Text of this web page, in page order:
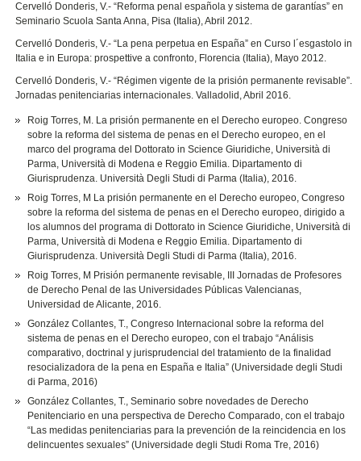
Cervelló Donderis, V.- “Reforma penal española y sistema de garantías” en
Seminario Scuola Santa Anna, Pisa (Italia), Abril 2012.
Cervelló Donderis, V.- “La pena perpetua en España” en Curso l´esgastolo in
Italia e in Europa: prospettive a confronto, Florencia (Italia), Mayo 2012.
Cervelló Donderis, V.- “Régimen vigente de la prisión permanente revisable”.
Jornadas penitenciarias internacionales. Valladolid, Abril 2016.
Roig Torres, M. La prisión permanente en el Derecho europeo. Congreso
sobre la reforma del sistema de penas en el Derecho europeo, en el
marco del programa del Dottorato in Science Giuridiche, Università di
Parma, Università di Modena e Reggio Emilia. Dipartamento di
Giurisprudenza. Università Degli Studi di Parma (Italia), 2016.
Roig Torres, M La prisión permanente en el Derecho europeo, Congreso
sobre la reforma del sistema de penas en el Derecho europeo, dirigido a
los alumnos del programa di Dottorato in Science Giuridiche, Università di
Parma, Università di Modena e Reggio Emilia. Dipartamento di
Giurisprudenza. Università Degli Studi di Parma (Italia), 2016.
Roig Torres, M Prisión permanente revisable, III Jornadas de Profesores
de Derecho Penal de las Universidades Públicas Valencianas,
Universidad de Alicante, 2016.
González Collantes, T., Congreso Internacional sobre la reforma del
sistema de penas en el Derecho europeo, con el trabajo “Análisis
comparativo, doctrinal y jurisprudencial del tratamiento de la finalidad
resocializadora de la pena en España e Italia” (Universidade degli Studi
di Parma, 2016)
González Collantes, T., Seminario sobre novedades de Derecho
Penitenciario en una perspectiva de Derecho Comparado, con el trabajo
“Las medidas penitenciarias para la prevención de la reincidencia en los
delincuentes sexuales” (Universidade degli Studi Roma Tre, 2016)